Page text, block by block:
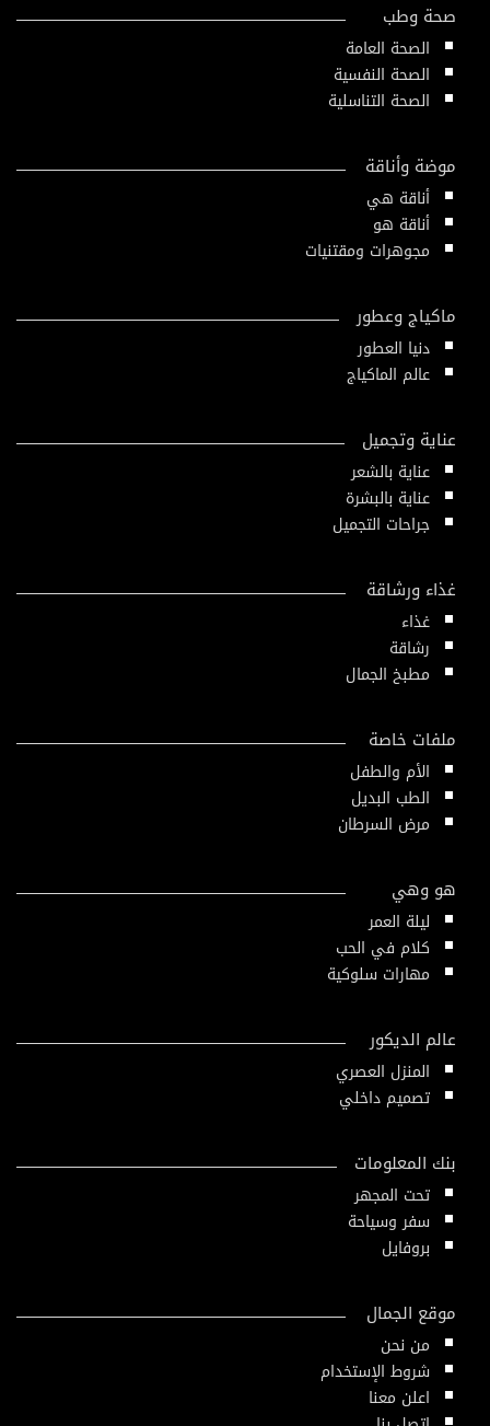
صحة وطب
الصحة العامة
الصحة النفسية
الصحة التناسلية
موضة وأناقة
أناقة هي
أناقة هو
مجوهرات ومقتنيات
ماكياج وعطور
دنيا العطور
عالم الماكياج
عناية وتجميل
عناية بالشعر
عناية بالبشرة
جراحات التجميل
غذاء ورشاقة
غذاء
رشاقة
مطبخ الجمال
ملفات خاصة
الأم والطفل
الطب البديل
مرض السرطان
هو وهي
ليلة العمر
كلام في الحب
مهارات سلوكية
عالم الديكور
المنزل العصري
تصميم داخلي
بنك المعلومات
تحت المجهر
سفر وسياحة
بروفايل
موقع الجمال
من نحن
شروط الإستخدام
اعلن معنا